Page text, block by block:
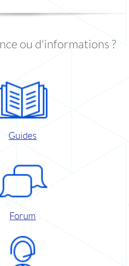
ou d'informations ?
Guides
Forum